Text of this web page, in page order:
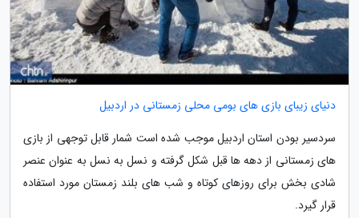
دنیای زیبای بازی های بومی محلی زمستانی در اردبیل
سردسیر بودن استان اردبیل موجب شده است شمار قابل توجهی از بازی
های زمستانی از دهه ها قبل شکل گرفته و نسل به نسل به عنوان عنصر
شادی بخش برای روزهای کوتاه و شب های بلند زمستان مورد استفاده
قرار گیرد.